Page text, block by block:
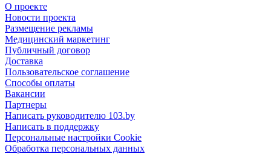
О проекте
Новости проекта
Размещение рекламы
Медицинский маркетинг
Публичный договор
Доставка
Пользовательское соглашение
Способы оплаты
Вакансии
Партнеры
Написать руководителю 103.by
Написать в поддержку
Персональные настройки Cookie
Обработка персональных данных